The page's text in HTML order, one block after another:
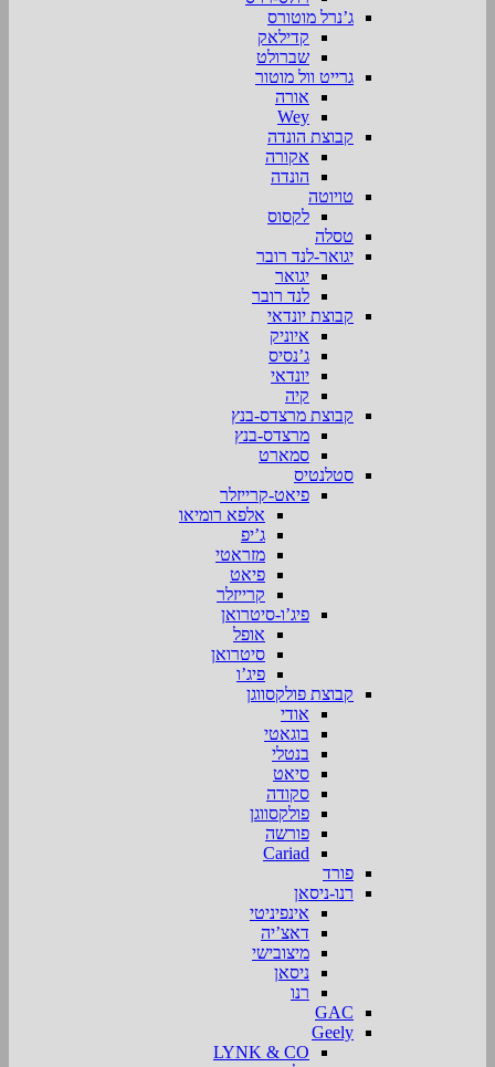
ג’נרל מוטורס
קדילאק
שברולט
גרייט וול מוטור
אורה
Wey
קבוצת הונדה
אקורה
הונדה
טויוטה
לקסוס
טסלה
יגואר-לנד רובר
יגואר
לנד רובר
קבוצת יונדאי
איוניק
ג’נסיס
יונדאי
קיה
קבוצת מרצדס-בנץ
מרצדס-בנץ
סמארט
סטלנטיס
פיאט-קרייזלר
אלפא רומיאו
ג’יפ
מזראטי
פיאט
קרייזלר
פיג’ו-סיטרואן
אופל
סיטרואן
פיג’ו
קבוצת פולקסווגן
אודי
בוגאטי
בנטלי
סיאט
סקודה
פולקסווגן
פורשה
Cariad
פורד
רנו-ניסאן
אינפיניטי
דאצ’יה
מיצובישי
ניסאן
רנו
GAC
Geely
LYNK & CO